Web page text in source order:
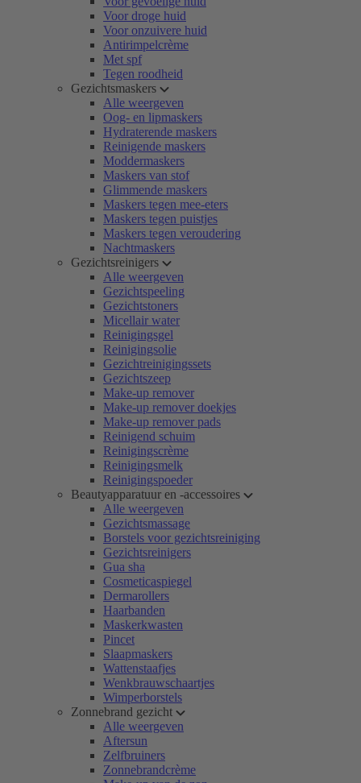
Voor droge huid
Voor onzuivere huid
Antirimpelcrème
Met spf
Tegen roodheid
Gezichtsmaskers
Alle weergeven
Oog- en lipmaskers
Hydraterende maskers
Reinigende maskers
Moddermaskers
Maskers van stof
Glimmende maskers
Maskers tegen mee-eters
Maskers tegen puistjes
Maskers tegen veroudering
Nachtmaskers
Gezichtsreinigers
Alle weergeven
Gezichtspeeling
Gezichtstoners
Micellair water
Reinigingsgel
Reinigingsolie
Gezichtreinigingssets
Gezichtszeep
Make-up remover
Make-up remover doekjes
Make-up remover pads
Reinigend schuim
Reinigingscrème
Reinigingsmelk
Reinigingspoeder
Beautyapparatuur en -accessoires
Alle weergeven
Gezichtsmassage
Borstels voor gezichtsreiniging
Gezichtsreinigers
Gua sha
Cosmeticaspiegel
Dermarollers
Haarbanden
Maskerkwasten
Pincet
Slaapmaskers
Wattenstaafjes
Wenkbrauwschaartjes
Wimperborstels
Zonnebrand gezicht
Alle weergeven
Aftersun
Zelfbruiners
Zonnebrandcrème